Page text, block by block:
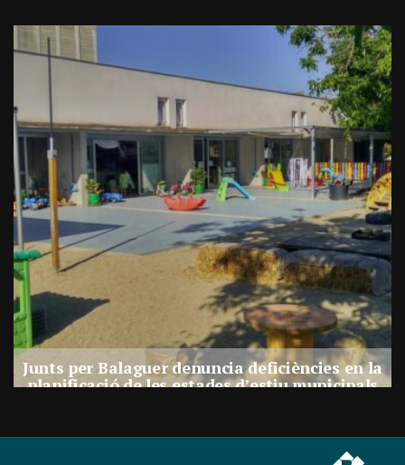
Junts per Balaguer denuncia deficiències en la
planificació de les estades d’estiu municipals